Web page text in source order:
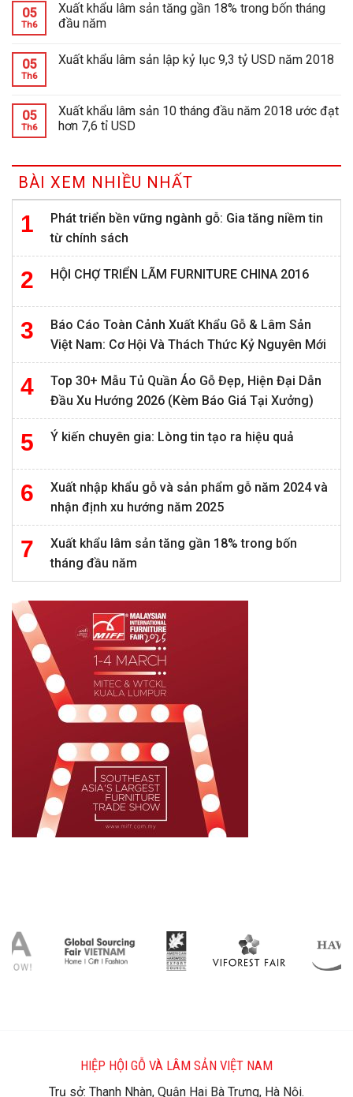
05
Th6
Xuất khẩu lâm sản tăng gần 18% trong bốn tháng
đầu năm
05
Th6
Xuất khẩu lâm sản lập kỷ lục 9,3 tỷ USD năm 2018
05
Th6
Xuất khẩu lâm sản 10 tháng đầu năm 2018 ước đạt
hơn 7,6 tỉ USD
BÀI XEM NHIỀU NHẤT
Phát triển bền vững ngành gỗ: Gia tăng niềm tin
từ chính sách
HỘI CHỢ TRIỂN LÃM FURNITURE CHINA 2016
Báo Cáo Toàn Cảnh Xuất Khẩu Gỗ & Lâm Sản
Việt Nam: Cơ Hội Và Thách Thức Kỷ Nguyên Mới
Top 30+ Mẫu Tủ Quần Áo Gỗ Đẹp, Hiện Đại Dẫn
Đầu Xu Hướng 2026 (Kèm Báo Giá Tại Xưởng)
Ý kiến chuyên gia: Lòng tin tạo ra hiệu quả
Xuất nhập khẩu gỗ và sản phẩm gỗ năm 2024 và
nhận định xu hướng năm 2025
Xuất khẩu lâm sản tăng gần 18% trong bốn
tháng đầu năm
HIỆP HỘI GỖ VÀ LÂM SẢN VIỆT NAM
Trụ sở: Thanh Nhàn, Quận Hai Bà Trưng, Hà Nội.